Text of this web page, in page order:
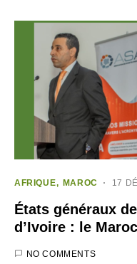
AFRIQUE MAROC 17
États généraux
d’Ivoire : le
NO COMMENTS